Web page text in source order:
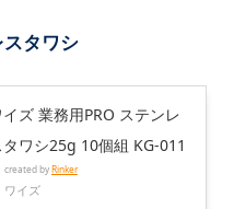
タワシ
イズ 業務用PRO ステンレ
タワシ25g 10個組 KG-011
created by Rinker
ワイズ